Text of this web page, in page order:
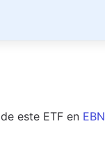
de este ETF en